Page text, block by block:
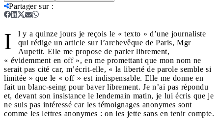
Partager sur:
I
l y a quinze jours je reçois le « texto » d’une journaliste
qui rédige un article sur l’archevêque de Paris, Mgr
Aupetit. Elle me propose de parler librement,
« évidemment en off », en me promettant que mon nom ne
serait pas cité car, m’écrit-elle, « la liberté de parole semble si
limitée » que le « off » est indispensable. Elle me donne en
fait un blanc-seing pour baver librement. Je n’ai pas répondu
et, devant son insistance le lendemain matin, je lui écris que je
ne suis pas intéressé car les témoignages anonymes sont
comme les lettres anonymes : on les jette sans en tenir compte.